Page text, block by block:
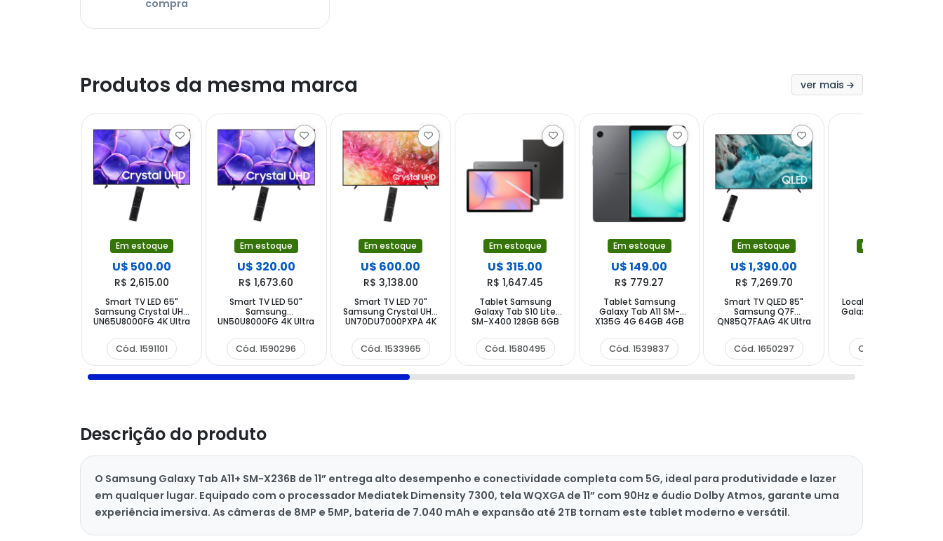
compra
Produtos da mesma marca ver mais
Em estoque
U$ 500.00
R$ 2,615.00
Smart TV LED 65"
Samsung Crystal UHD
UN65U8000FG 4K Ultra
Bluetooth com
Conversor Digital
Cód. 1591101
Em estoque
U$ 320.00
R$ 1,673.60
Smart TV LED 50"
Samsung
UN50U8000FG 4K Ultra
Bluetooth com
Conversor Digital
Cód. 1590296
Em estoque
U$ 600.00
R$ 3,138.00
Smart TV LED 70"
Samsung Crystal UHD
UN70DU7000PXPA 4K
Bluetooth com
Conversor Digital
Cód. 1533965
Em estoque
U$ 315.00
R$ 1,647.45
Tablet Samsung
Galaxy Tab S10 Lite
SM-X400 128GB 6GB
Cinza + Capa
Cód. 1580495
Em estoque
U$ 149.00
R$ 779.27
Tablet Samsung
Galaxy Tab A11 SM-
X135G 4G 64GB 4GB
Cinza
Cód. 1539837
Em estoque
U$ 1,390.00
R$ 7,269.70
Smart TV QLED 85"
Samsung Q7F
QN85Q7FAAG 4K Ultra
Bluetooth com
Conversor Digital
Cód. 1650297
Em estoque
Localizador Samsung
Galaxy SmartTag2 El-
Bluetooth NFC -
Cód. 1358537
Descrição do produto
O Samsung Galaxy Tab A11+ SM-X236B de 11” entrega alto desempenho e conectividade completa com 5G, ideal para produtividade e lazer
em qualquer lugar. Equipado com o processador Mediatek Dimensity 7300, tela WQXGA de 11” com 90Hz e áudio Dolby Atmos, garante uma
experiência imersiva. As câmeras de 8MP e 5MP, bateria de 7.040 mAh e expansão até 2TB tornam este tablet moderno e versátil.